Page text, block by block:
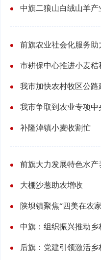
中旗二狼山白绒山羊产
前旗农业社会化服务
市耕保中心推进小麦秸
我市加快农村牧区公路
我市争取到农业专项中
补隆淖镇小麦收割忙
前旗大力发展特色水产
大棚沙葱助农增收
陕坝镇聚焦“四美在农
中旗：组织振兴推动乡
后旗：党建引领激活